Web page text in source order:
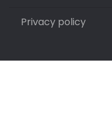
Privacy policy